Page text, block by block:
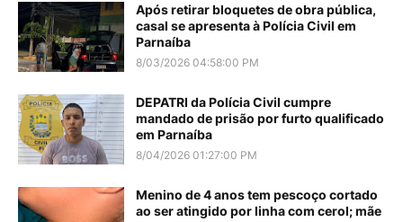
Após retirar bloquetes de obra pública,
casal se apresenta à Polícia Civil em
Parnaíba
8/03/2026 04:58:00 PM
DEPATRI da Polícia Civil cumpre
mandado de prisão por furto qualificado
em Parnaíba
8/04/2026 01:27:00 PM
Menino de 4 anos tem pescoço cortado
ao ser atingido por linha com cerol; mãe